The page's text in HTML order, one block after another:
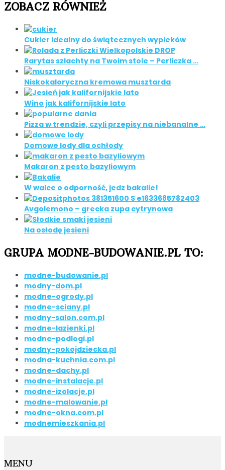
ZOBACZ RÓWNIEŻ
Cukier idealny do świątecznych wypieków
Rarytas szlachty na Twoim stole – Perliczka …
Niskokaloryczna kremowa musztarda
Wino jak kalifornijskie lato
Pizza w trendzie, czyli przepisy na niebanalne …
Domowe lody dla ochłody
Makaron z pesto bazyliowym
W walce o odporność, jedz bakalie!
Avgolemono – grecka zupa cytrynowa
Na osłodę jesieni
GRUPA MODNE-BUDOWANIE.PL TO:
modne-budowanie.pl
modny-dom.pl
modne-ogrody.pl
modne-sciany.pl
modny-salon.com.pl
modne-lazienki.pl
modne-podlogi.pl
modny-pokojdziecka.pl
modna-kuchnia.com.pl
modne-dachy.pl
modne-instalacje.pl
modne-izolacje.pl
modne-malowanie.pl
modne-okna.com.pl
modnemieszkania.pl
MENU